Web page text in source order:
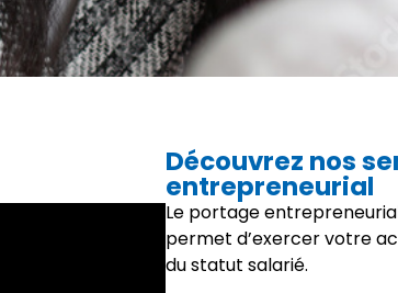
Découvrez nos
entrepreneurial
Le portage
permet d’exercer votre
du statut salarié.